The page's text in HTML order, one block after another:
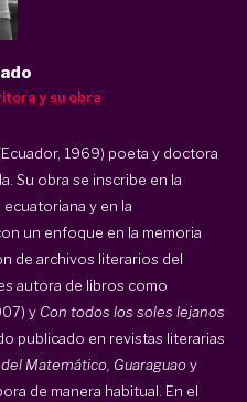
y su obra
1969) poeta y doctora
Su obra se inscribe en la
y en la
un enfoque en la memoria
de archivos literarios del
autora de libros como
y Con todos los soles lejanos
publicado en revistas literarias
Matemático, Guaraguaoy
de manera habitual. En el